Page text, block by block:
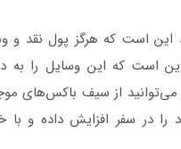
این است که هرگز پول نقد و
است که این وسایل را به
از سیف باکس‌های
در سفر افزایش داده و با